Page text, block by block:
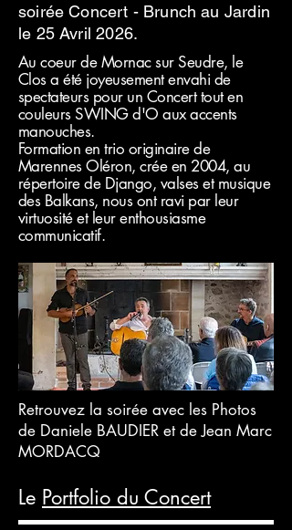
soirée Concert - Brunch au Jardin
le 25 Avril 2026.
Au coeur de Mornac sur Seudre, le
Clos a été joyeusement envahi de
spectateurs pour un Concert tout en
couleurs SWING d'O aux accents
manouches.
Formation en trio originaire de
Marennes Oléron, crée en 2004, au
répertoire de Django, valses et musique
des Balkans, nous ont ravi par leur
virtuosité et leur enthousiasme
communicatif.
Retrouvez la soirée avec les Photos
de Daniele BAUDIER et de Jean Marc
MORDACQ
Le Portfolio du Concert